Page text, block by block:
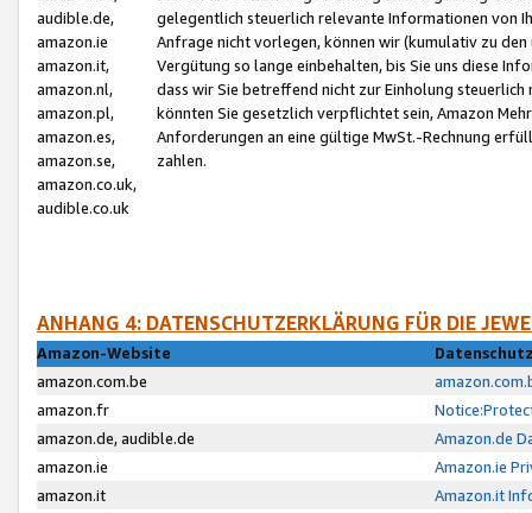
audible.de,
amazon.ie
amazon.it,
amazon.nl,
amazon.pl,
amazon.es,
amazon.se,
amazon.co.uk,
audible.co.uk
gelegentlich steuerlich relevante Informationen von
Anfrage nicht vorlegen, können wir (kumulativ zu
Vergütung so lange einbehalten, bis Sie uns diese
dass wir Sie betreffend nicht zur Einholung
könnten Sie gesetzlich verpflichtet sein, Amazon
Anforderungen an eine gültige MwSt.-Rechnung
zahlen.
ANHANG 4: DATENSCHUTZERKLÄRUNG FÜR DIE
Amazon-Website
amazon.com.be
amazon.fr
amazon.de, audible.de
Amazon.de
amazon.ie
Amazon.ie
amazon.it
Amazon.it